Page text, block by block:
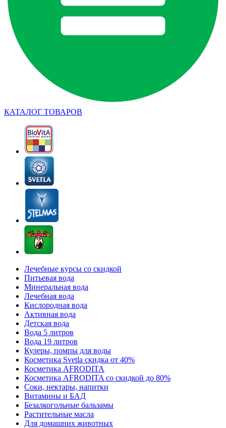
КАТАЛОГ ТОВАРОВ
Лечебные курсы со скидкой
Питьевая вода
Минеральная вода
Лечебная вода
Кислородная вода
Активная вода
Детская вода
Вода 5 литров
Вода 19 литров
Кулеры, помпы для воды
Косметика Svetla скидка от 40%
Косметика AFRODITA
Косметика AFRODITA со скидкой до 80%
Соки, нектары, напитки
Витамины и БАД
Безалкогольные бальзамы
Растительные масла
Для домашних животных